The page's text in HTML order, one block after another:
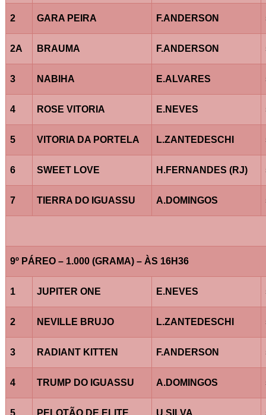
2 GARA PEIRA F.ANDERSON
2A BRAUMA F.ANDERSON
3 NABIHA E.ALVARES
4 ROSE VITORIA E.NEVES
5 VITORIA DA PORTELA L.ZANTEDESCHI
6 SWEET LOVE H.FERNANDES (RJ)
7 TIERRA DO IGUASSU A.DOMINGOS
9º PÁREO – 1.000 (GRAMA) – ÀS 16H36
1 JUPITER ONE E.NEVES
2 NEVILLE BRUJO L.ZANTEDESCHI
3 RADIANT KITTEN F.ANDERSON
4 TRUMP DO IGUASSU A.DOMINGOS
5 PELOTÃO DE ELITE U.SILVA